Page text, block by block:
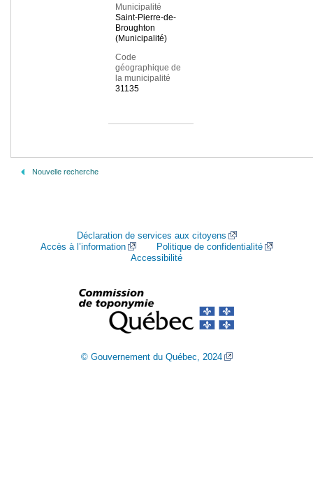
Municipalité
Saint-Pierre-de-
Broughton
(Municipalité)
Code
géographique de
la municipalité
31135
Nouvelle recherche
Déclaration de services aux citoyens
Accès à l’information
Politique de confidentialité
Accessibilité
© Gouvernement du Québec, 2024